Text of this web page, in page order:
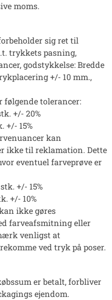
moms.
sig ret til
trykkets pasning,
godstykkelse: Bredde
+/- 10 mm.,
tolerancer:
+/- 20%
+/- 15%
kan
ikke til reklamation. Dette
eventuel farveprøve er
+/- 15%
+/- 10%
ikke gøres
farveafsmitning eller
venligst at
ved tryk på poser.
er betalt, forbliver
ejendom.